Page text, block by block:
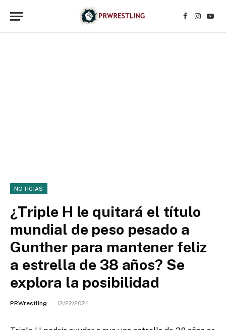
Facebook
NOTICIAS
¿Triple H le quitará el título
mundial de peso pesado a
Gunther para mantener feliz
a estrella de 38 años? Se
explora la posibilidad
PRWrestling 12/22/2024